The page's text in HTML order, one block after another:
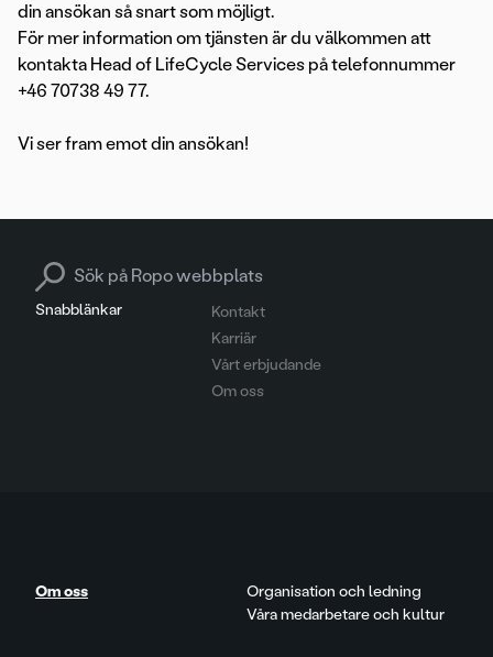
din ansökan så snart som möjligt.
För mer information om tjänsten är du välkommen att
kontakta Head of LifeCycle Services på telefonnummer
+46 70738 49 77.
Vi ser fram emot din ansökan!
Snabblänkar
Kontakt
Karriär
Vårt erbjudande
Om oss
Search for:
Om oss
Organisation och ledning
Våra medarbetare och kultur